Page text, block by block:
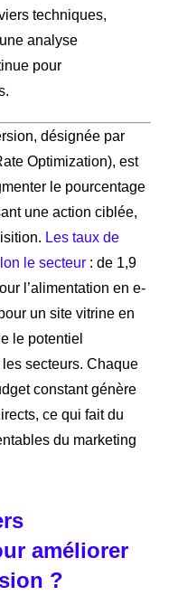
techniques,
analyse
pour
désignée par
Optimization), est
le pourcentage
une action ciblée,
Les taux de
le secteur : de 1,9
l’alimentation en e-
un site vitrine en
le potentiel
secteurs. Chaque
constant génère
ce qui fait du
du marketing
améliorer
?